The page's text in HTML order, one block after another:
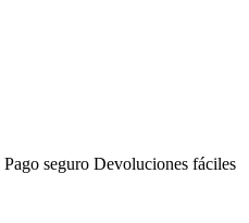
Pago seguro Devoluciones fáciles